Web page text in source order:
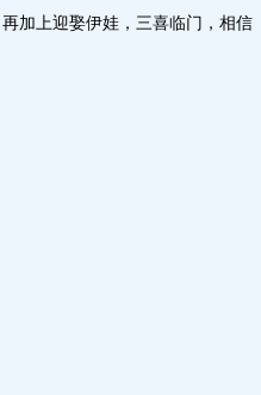
加上迎娶伊娃，三喜临门，相信